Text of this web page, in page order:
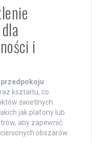
i
kształtu, co
świetlnych.
jak plafony lub
aby zapewnić
obszarów.